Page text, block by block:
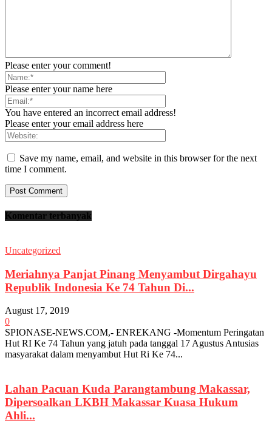
Please enter your comment!
Please enter your name here
You have entered an incorrect email address!
Please enter your email address here
Save my name, email, and website in this browser for the next
time I comment.
Komentar terbanyak
Uncategorized
Meriahnya Panjat Pinang Menyambut Dirgahayu
Republik Indonesia Ke 74 Tahun Di...
August 17, 2019
0
SPIONASE-NEWS.COM,- ENREKANG -Momentum Peringatan
Hut RI Ke 74 Tahun yang jatuh pada tanggal 17 Agustus Antusias
masyarakat dalam menyambut Hut Ri Ke 74...
Lahan Pacuan Kuda Parangtambung Makassar,
Dipersoalkan LKBH Makassar Kuasa Hukum
Ahli...